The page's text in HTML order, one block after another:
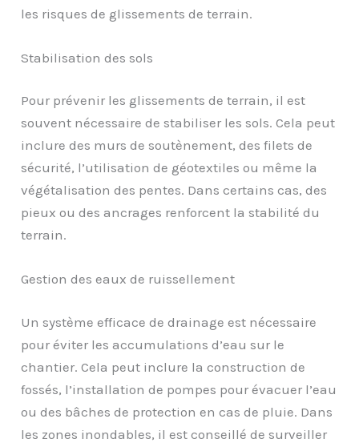
les risques de glissements de terrain.
Stabilisation des sols
Pour prévenir les glissements de terrain, il est
souvent nécessaire de stabiliser les sols. Cela peut
inclure des murs de soutènement, des filets de
sécurité, l’utilisation de géotextiles ou même la
végétalisation des pentes. Dans certains cas, des
pieux ou des ancrages renforcent la stabilité du
terrain.
Gestion des eaux de ruissellement
Un système efficace de drainage est nécessaire
pour éviter les accumulations d’eau sur le
chantier. Cela peut inclure la construction de
fossés, l’installation de pompes pour évacuer l’eau
ou des bâches de protection en cas de pluie. Dans
les zones inondables, il est conseillé de surveiller